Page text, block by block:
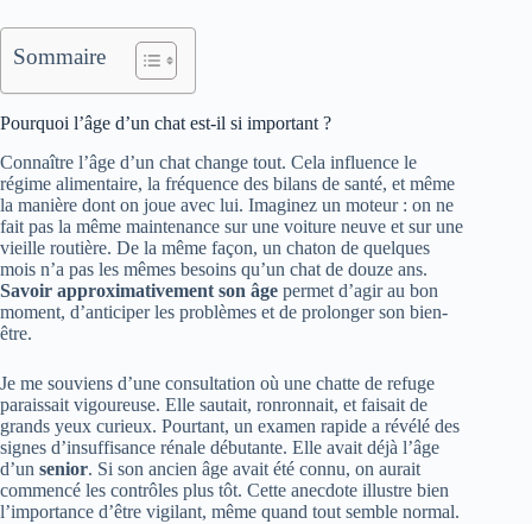
Sommaire
Pourquoi l’âge d’un chat est-il si important ?
Connaître l’âge d’un chat change tout. Cela influence le
régime alimentaire, la fréquence des bilans de santé, et même
la manière dont on joue avec lui. Imaginez un moteur : on ne
fait pas la même maintenance sur une voiture neuve et sur une
vieille routière. De la même façon, un chaton de quelques
mois n’a pas les mêmes besoins qu’un chat de douze ans.
Savoir approximativement son âge permet d’agir au bon
moment, d’anticiper les problèmes et de prolonger son bien-
être.
Je me souviens d’une consultation où une chatte de refuge
paraissait vigoureuse. Elle sautait, ronronnait, et faisait de
grands yeux curieux. Pourtant, un examen rapide a révélé des
signes d’insuffisance rénale débutante. Elle avait déjà l’âge
d’un senior. Si son ancien âge avait été connu, on aurait
commencé les contrôles plus tôt. Cette anecdote illustre bien
l’importance d’être vigilant, même quand tout semble normal.